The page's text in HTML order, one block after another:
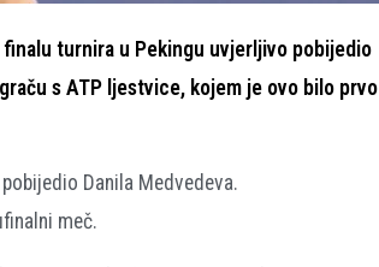
turnira u Pekingu uvjerljivo pobijedio
s ATP ljestvice, kojem je ovo bilo prvo
Danila Medvedeva.
meč.